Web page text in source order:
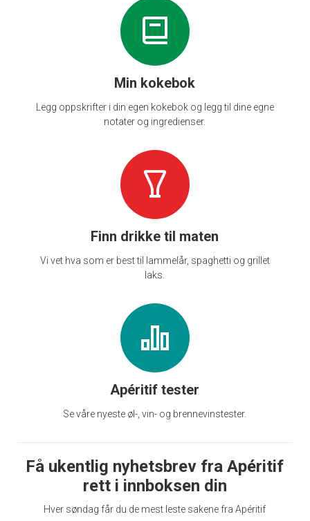
Min kokebok
Legg oppskrifter i din egen kokebok og legg til dine egne
notater og ingredienser.
Finn drikke til maten
Vi vet hva som er best til lammelår, spaghetti og grillet
laks.
Apéritif tester
Se våre nyeste øl-, vin- og brennevinstester.
Få ukentlig nyhetsbrev fra Apéritif
rett i innboksen din
Hver søndag får du de mest leste sakene fra Apéritif